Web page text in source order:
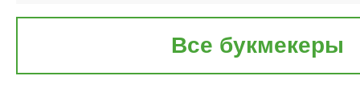
Все букмекеры